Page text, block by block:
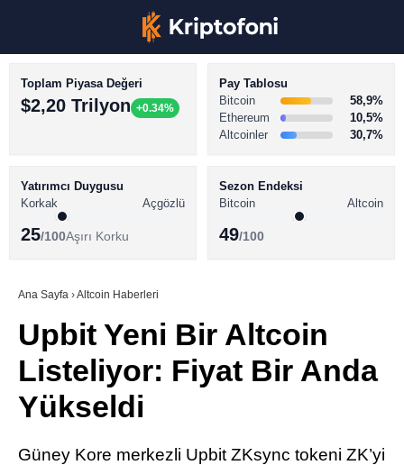
Youtube
TikTok
BİTCOİN HABERLERİ
ALTCOİN HABERLERİ
SÖZLÜK
Toplam Piyasa Değeri
$2,20 Trilyon +0.34%
Pay Tablosu
Bitcoin
58,9%
Ethereum
10,5%
Altcoinler
30,7%
Yatırımcı Duygusu
Korkak
Açgözlü
25/100Aşırı Korku
Sezon Endeksi
Bitcoin
Altcoin
49/100
Ana Sayfa ›Altcoin Haberleri
Upbit Yeni Bir Altcoin
Listeliyor: Fiyat Bir Anda
Yükseldi
Güney Kore merkezli Upbit ZKsync tokeni ZK’yi